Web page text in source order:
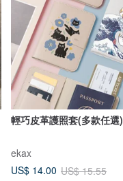
輕巧皮革護照套(多款任選)
ekax
US$ 14.00 US$ 15.55